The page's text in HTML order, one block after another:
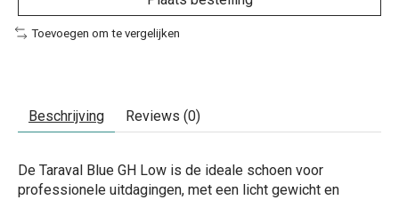
Toevoegen om te vergelijken
Beschrijving Reviews (0)
De Taraval Blue GH Low is de ideale schoen voor
professionele uitdagingen, met een licht gewicht en